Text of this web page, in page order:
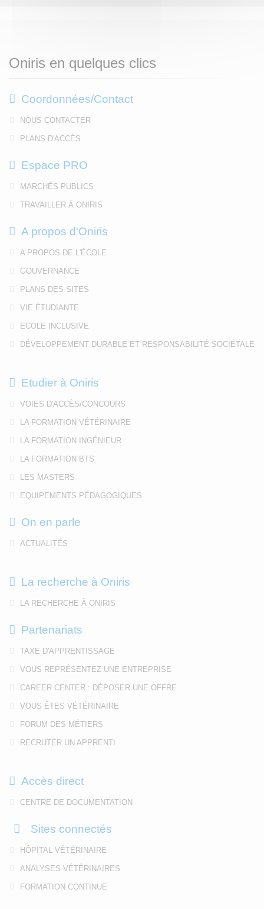
Oniris en quelques clics
Coordonnées/Contact
NOUS CONTACTER
PLANS D'ACCÈS
Espace PRO
MARCHÉS PUBLICS
TRAVAILLER À ONIRIS
A propos d'Oniris
A PROPOS DE L'ÉCOLE
GOUVERNANCE
PLANS DES SITES
VIE ÉTUDIANTE
ECOLE INCLUSIVE
DÉVELOPPEMENT DURABLE ET RESPONSABILITÉ SOCIÉTALE
Etudier à Oniris
VOIES D'ACCÈS/CONCOURS
LA FORMATION VÉTÉRINAIRE
LA FORMATION INGÉNIEUR
LA FORMATION BTS
LES MASTERS
EQUIPEMENTS PÉDAGOGIQUES
On en parle
ACTUALITÉS
La recherche à Oniris
LA RECHERCHE À ONIRIS
Partenariats
TAXE D'APPRENTISSAGE
VOUS REPRÉSENTEZ UNE ENTREPRISE
CAREER CENTER : DÉPOSER UNE OFFRE
VOUS ÊTES VÉTÉRINAIRE
FORUM DES MÉTIERS
RECRUTER UN APPRENTI
Accès direct
CENTRE DE DOCUMENTATION
Sites connectés
HÔPITAL VÉTÉRINAIRE
ANALYSES VÉTÉRINAIRES
FORMATION CONTINUE